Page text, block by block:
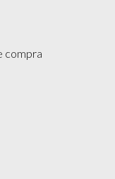
compra